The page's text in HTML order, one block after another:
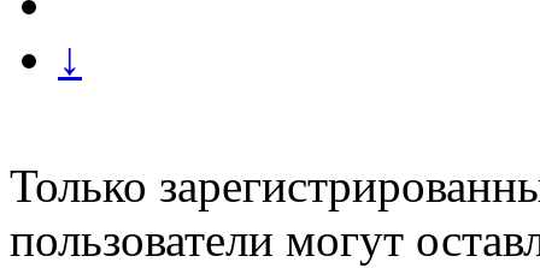
↓
Только
пользователи могут